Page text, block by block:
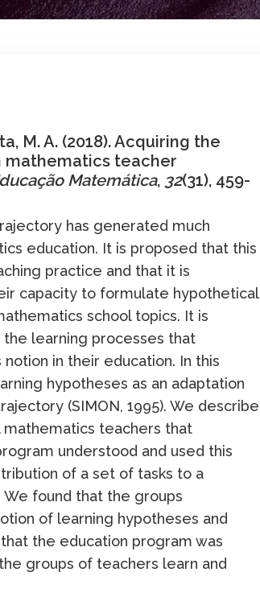
M. A. (2018). Acquiring the
mathematics teacher
Matemática, 32(31), 459-
has generated much
education. It is proposed that this
practice and that it is
capacity to formulate hypothetical
school topics. It is
learning processes that
in their education. In this
hypotheses as an adaptation
(SIMON, 1995). We describe
teachers that
understood and used this
of a set of tasks to a
found that the groups
of learning hypotheses and
the education program was
groups of teachers learn and